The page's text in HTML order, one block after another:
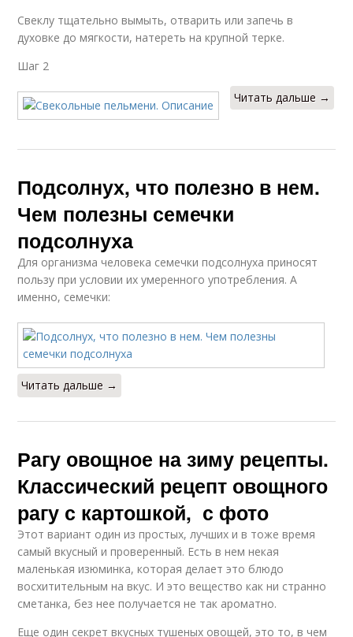
Свеклу тщательно вымыть, отварить или запечь в
духовке до мягкости, натереть на крупной терке.
Шаг 2
Читать дальше →
Подсолнух, что полезно в нем.
Чем полезны семечки
подсолнуха
Для организма человека семечки подсолнуха приносят
пользу при условии их умеренного употребления. А
именно, семечки:
Читать дальше →
Рагу овощное на зиму рецепты.
Классический рецепт овощного
рагу с картошкой, с фото
Этот вариант один из простых, лучших и в тоже время
самый вкусный и проверенный. Есть в нем некая
маленькая изюминка, которая делает это блюдо
восхитительным на вкус. И это вещество как ни странно
сметанка, без нее получается не так ароматно.
Еще один секрет вкусных тушеных овощей, это то, в чем